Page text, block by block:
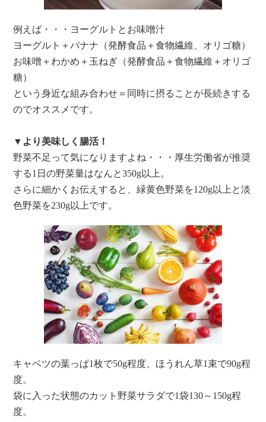
例えば・・・ヨーグルトとお味噌汁
ヨーグルト＋バナナ（発酵食品＋食物繊維、オリゴ糖）
お味噌＋わかめ＋玉ねぎ（発酵食品＋食物繊維＋オリゴ
糖）
という身近な組み合わせ＝同時に摂ることが長続きする
のでオススメです。
▼より美味しく腸活！
野菜不足って気になりますよね・・・厚生労働省が推奨
する1日の野菜量はなんと350g以上。
さらに細かくお伝えすると、緑黄色野菜を120g以上と淡
色野菜を230g以上です。
キャベツの葉っぱ1枚で50g程度、ほうれん草1束で90g程
度。
袋に入った状態のカット野菜サラダで1袋130～150g程
度。